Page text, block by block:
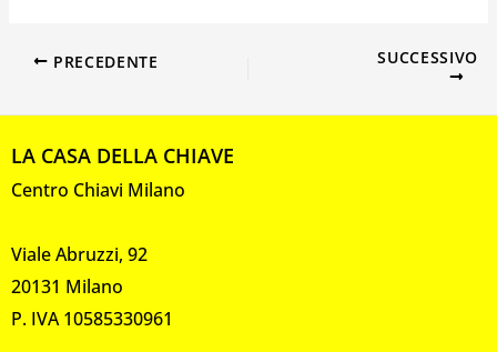
PRECEDENTE SUCCESSIVO
LA CASA DELLA CHIAVE
Centro Chiavi Milano
Viale Abruzzi, 92
20131 Milano
P. IVA 10585330961